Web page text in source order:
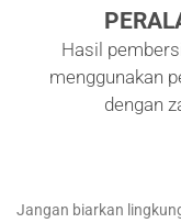
Hasil
menggunakan
dengan
Jangan biarkan